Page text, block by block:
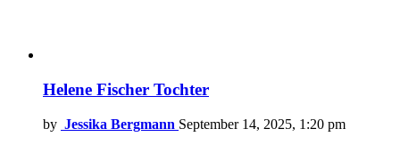
Helene Fischer Tochter
by Jessika Bergmann September 14, 2025, 1:20 pm